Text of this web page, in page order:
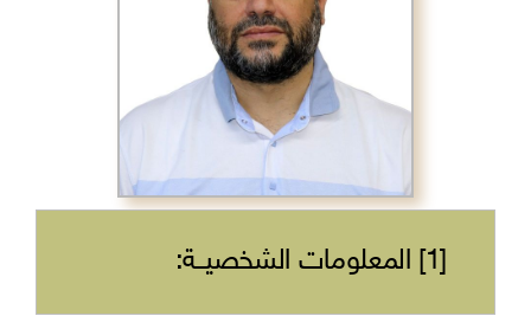
[1] المعلومات الشخصيــة: